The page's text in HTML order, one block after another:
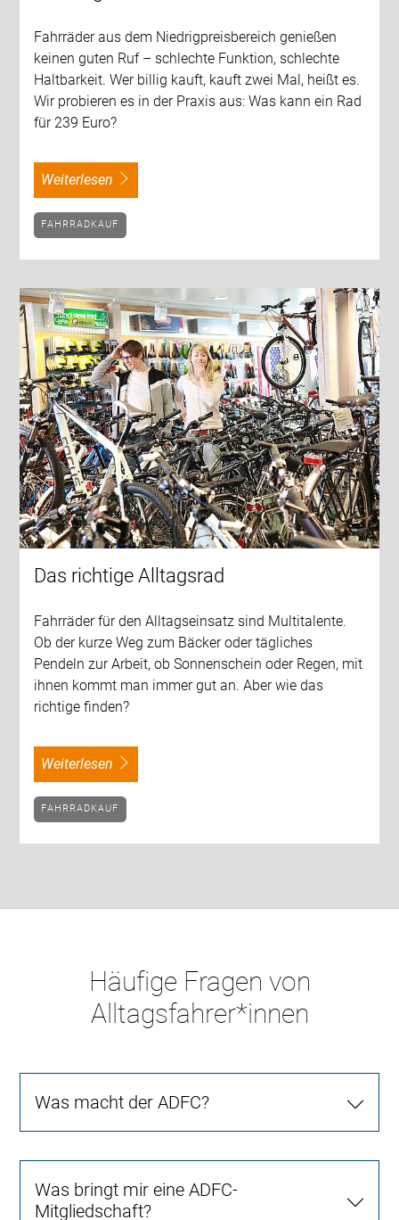
Fahrräder aus dem Niedrigpreisbereich genießen
keinen guten Ruf – schlechte Funktion, schlechte
Haltbarkeit. Wer billig kauft, kauft zwei Mal, heißt es.
Wir probieren es in der Praxis aus: Was kann ein Rad
für 239 Euro?
weiterlesen
FAHRRADKAUF
Das richtige Alltagsrad
Fahrräder für den Alltagseinsatz sind Multitalente.
Ob der kurze Weg zum Bäcker oder tägliches
Pendeln zur Arbeit, ob Sonnenschein oder Regen, mit
ihnen kommt man immer gut an. Aber wie das
richtige finden?
weiterlesen
FAHRRADKAUF
Häufige Fragen von
Alltagsfahrer*innen
Was macht der ADFC?
Was bringt mir eine ADFC-
Mitgliedschaft?